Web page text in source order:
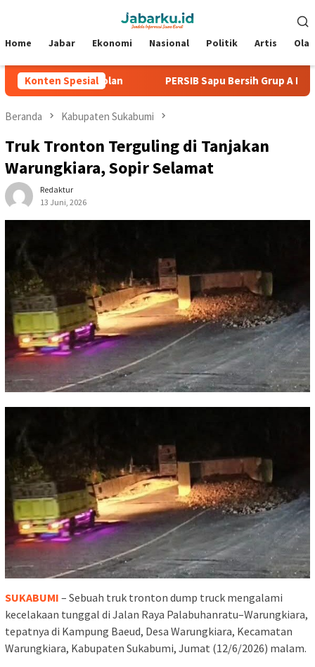
Mobile
Home Jabar Ekonomi Nasional Politik Artis
Konten Spesial
Tanpa Kebobolan PERSIB Sapu Bersih Grup A Piala
Beranda Kabupaten Sukabumi
Truk Tronton Terguling di Tanjakan
Warungkiara, Sopir Selamat
Redaktur
13 Juni, 2026
SUKABUMI – Sebuah truk tronton dump truck mengalami
kecelakaan tunggal di Jalan Raya Palabuhanratu–Warungkiara,
tepatnya di Kampung Baeud, Desa Warungkiara, Kecamatan
Warungkiara, Kabupaten Sukabumi, Jumat (12/6/2026) malam.